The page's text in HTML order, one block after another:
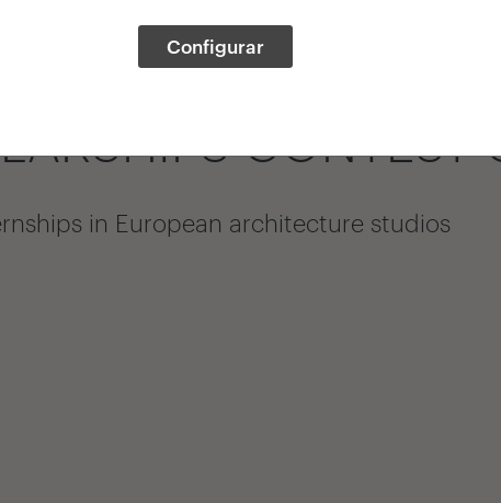
Configurar
CONTEST
in European architecture studios